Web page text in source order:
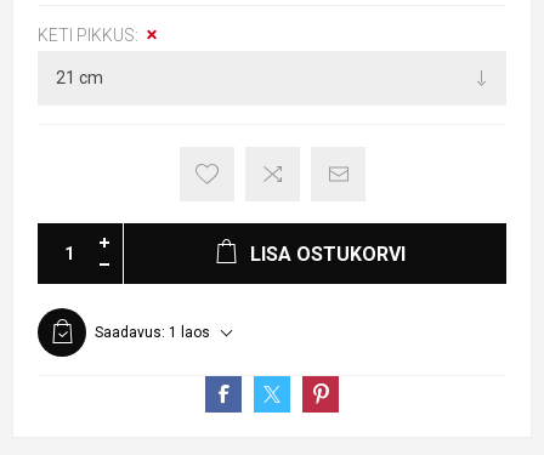
KETI PIKKUS:
LISA OSTUKORVI
Saadavus: 1 laos